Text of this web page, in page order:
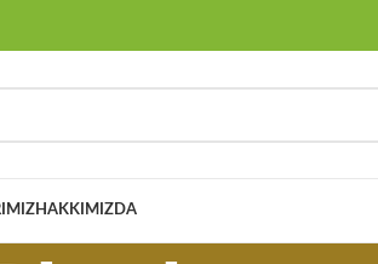
HAKKIMIZDA